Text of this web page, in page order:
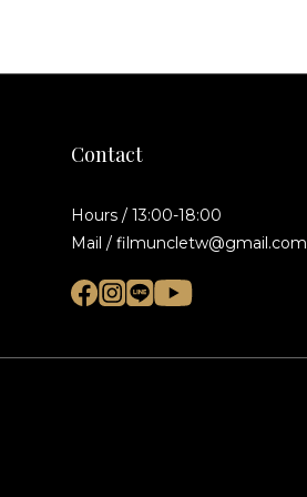
Contact
Hours / 13:00-18:00
Mail / filmuncletw@gmail.com